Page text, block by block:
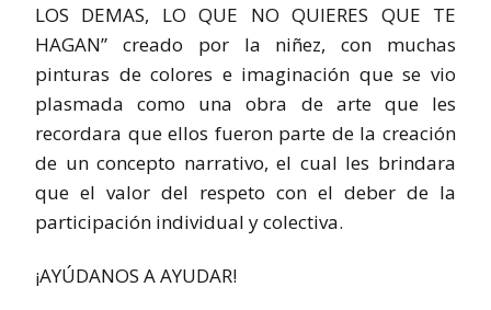
LOS DEMAS, LO QUE NO QUIERES QUE TE
HAGAN” creado por la niñez, con muchas
pinturas de colores e imaginación que se vio
plasmada como una obra de arte que les
recordara que ellos fueron parte de la creación
de un concepto narrativo, el cual les brindara
que el valor del respeto con el deber de la
participación individual y colectiva.
¡AYÚDANOS A AYUDAR!